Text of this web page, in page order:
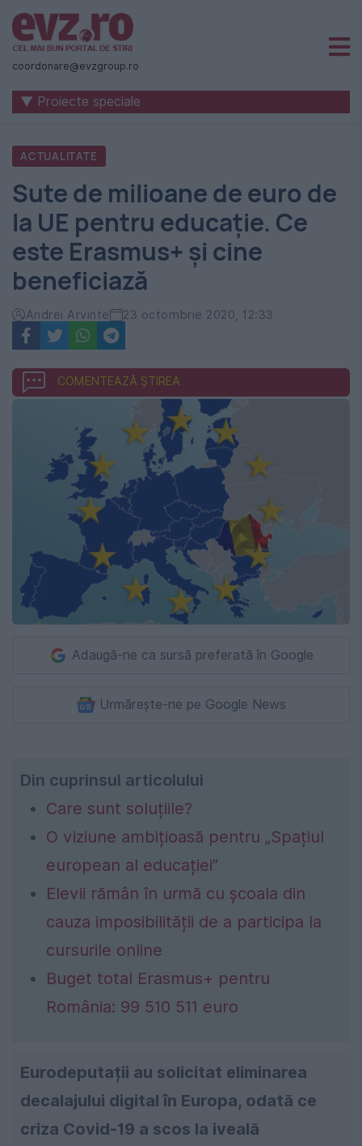
Știri
naționale
internaționale
România
-
Evenimentul
Zilei
coordonare@evzgroup.ro
▼ Proiecte speciale
ACTUALITATE
Sute de milioane de euro de
la UE pentru educație. Ce
este Erasmus+ și cine
beneficiază
Andrei Arvinte 23 octombrie 2020, 12:33
COMENTEAZĂ ȘTIREA
Adaugă-ne ca sursă preferată în Google
Urmărește-ne pe Google News
Din cuprinsul articolului
Care sunt soluțiile?
O viziune ambițioasă pentru „Spațiul
european al educației”
Elevii rămân în urmă cu școala din
cauza imposibilității de a participa la
cursurile online
Buget total Erasmus+ pentru
România: 99 510 511 euro
Eurodeputații au solicitat eliminarea
decalajului digital în Europa, odată ce
criza Covid-19 a scos la iveală